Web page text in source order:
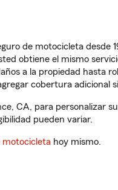
de motocicleta
obtiene el mismo
a la propiedad hasta
cobertura adicional
CA, para personalizar
pueden variar.
motocicleta hoy mismo.